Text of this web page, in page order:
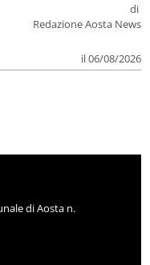
di
Redazione Aosta News
il 06/08/2026
di Aosta n.